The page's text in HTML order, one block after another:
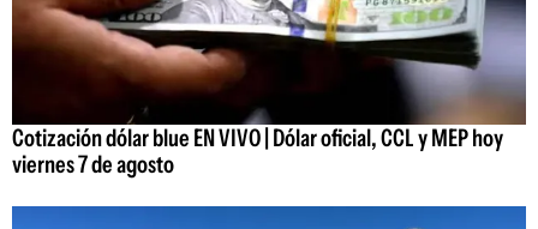
Cotización dólar blue EN VIVO | Dólar oficial, CCL y MEP hoy
viernes 7 de agosto